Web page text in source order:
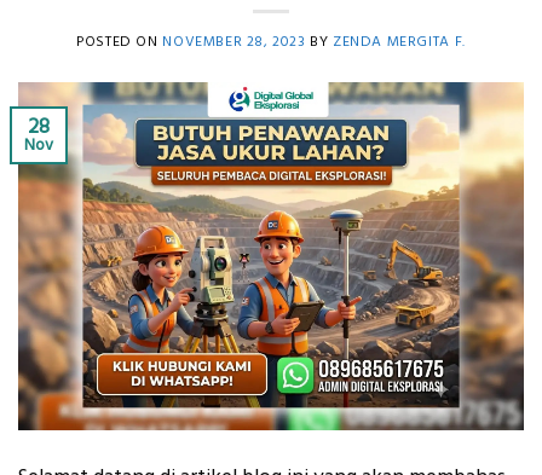
POSTED ON NOVEMBER 28, 2023 BY ZENDA MERGITA F.
28
Nov